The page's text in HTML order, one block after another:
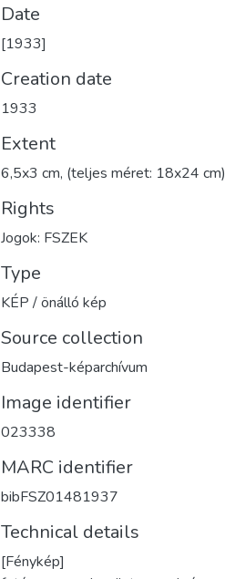
Date
[1933]
Creation date
1933
Extent
6,5x3 cm, (teljes méret: 18x24 cm)
Rights
Jogok: FSZEK
Type
KÉP / önálló kép
Source collection
Budapest-képarchívum
Image identifier
023338
MARC identifier
bibFSZ01481937
Technical details
[Fénykép]